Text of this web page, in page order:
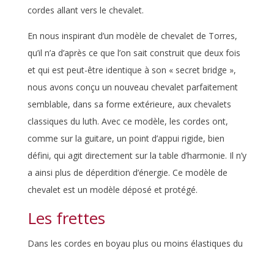
cordes allant vers le chevalet.
En nous inspirant d’un modèle de chevalet de Torres,
qu’il n’a d’après ce que l’on sait construit que deux fois
et qui est peut-être identique à son « secret bridge »,
nous avons conçu un nouveau chevalet parfaitement
semblable, dans sa forme extérieure, aux chevalets
classiques du luth. Avec ce modèle, les cordes ont,
comme sur la guitare, un point d’appui rigide, bien
défini, qui agit directement sur la table d’harmonie. Il n’y
a ainsi plus de déperdition d’énergie. Ce modèle de
chevalet est un modèle déposé et protégé.
Les frettes
Dans les cordes en boyau plus ou moins élastiques du